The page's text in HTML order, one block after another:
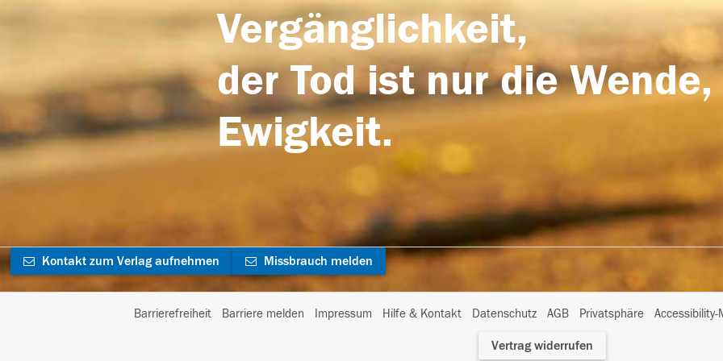
Vergänglichkeit,
der Tod ist nur die
Ewigkeit.
Kontakt zum Verlag aufnehmen Missbrauch melden
Barrierefreiheit Barriere melden Impressum Hilfe & Kontakt Datenschutz AGB Privatsphäre
I
Vertrag widerrufen